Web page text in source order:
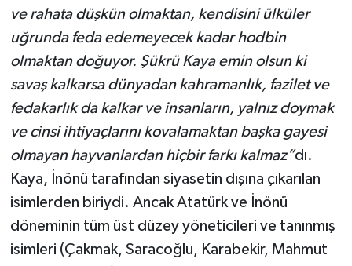
ve rahata düşkün olmaktan, kendisini ülküler
uğrunda feda edemeyecek kadar hodbin
olmaktan doğuyor. Şükrü Kaya emin olsun ki
savaş kalkarsa dünyadan kahramanlık, fazilet ve
fedakarlık da kalkar ve insanların, yalnız doymak
ve cinsi ihtiyaçlarını kovalamaktan başka gayesi
olmayan hayvanlardan hiçbir farkı kalmaz”dı.
Kaya, İnönü tarafından siyasetin dışına çıkarılan
isimlerden biriydi. Ancak Atatürk ve İnönü
döneminin tüm üst düzey yöneticileri ve tanınmış
isimleri (Çakmak, Saracoğlu, Karabekir, Mahmut